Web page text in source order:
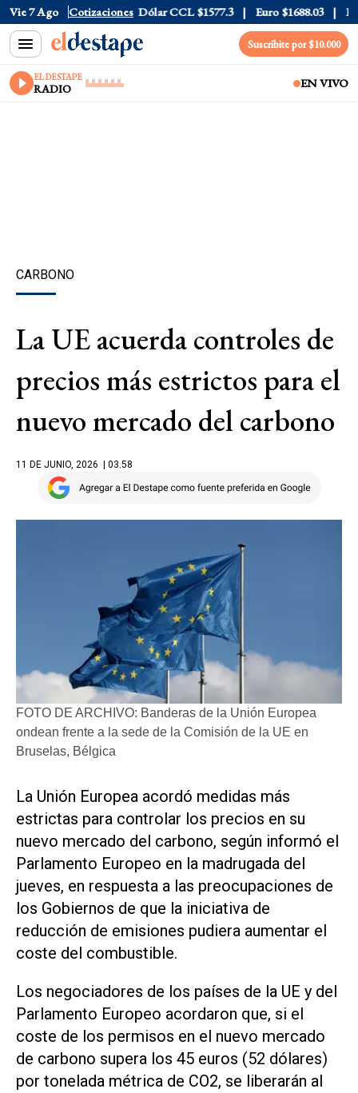
Vie 7 Ago Cotizaciones
Dólar Blue $1530 Dólar CCL $1577.3 Euro $1688.03
Suscribite por $10.000
EL DESTAPE
RADIO EN VIVO
CARBONO
La UE acuerda controles de
precios más estrictos para el
nuevo mercado del carbono
11 DE JUNIO, 2026 | 03.58
FOTO DE ARCHIVO: Banderas de la Unión Europea
ondean frente a la sede de la Comisión de la UE en
Bruselas, Bélgica
La Unión ​Europea acordó medidas más
estrictas para controlar los precios en su
nuevo mercado del carbono, según informó el
Parlamento Europeo en la ‌madrugada del
jueves, en respuesta ‌a las preocupaciones de
los Gobiernos de que la iniciativa de
reducción de emisiones pudiera aumentar el
coste del combustible.
Los negociadores de los países de la UE y del
Parlamento Europeo acordaron que, si el
coste de los permisos en el nuevo mercado
de carbono supera los 45 euros (52 dólares)
por tonelada métrica de CO2, se liberarán al